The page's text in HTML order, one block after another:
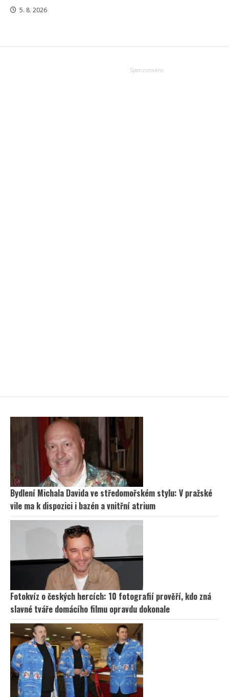
5. 8. 2026
Bydlení Michala Davida ve středomořském stylu: V pražské
vile ma k dispozici i bazén a vnitřní atrium
Fotokvíz o českých hercích: 10 fotografií prověří, kdo zná
slavné tváře domácího filmu opravdu dokonale